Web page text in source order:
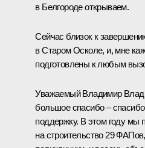
в Белгороде открываем.
Сейчас близок к
в Старом Осколе, и, мне
подготовлены к любым
Уважаемый Владимир
большое спасибо –
поддержку. В этом году
на строительство 29